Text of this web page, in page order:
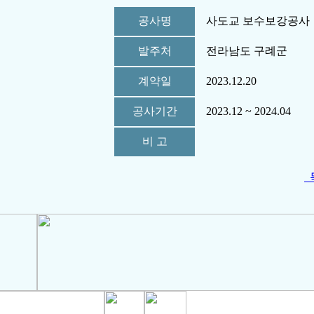
공사명 사도교 보수보강공사
발주처 전라남도 구례군
계약일 2023.12.20
공사기간 2023.12 ~ 2024.04
비 고